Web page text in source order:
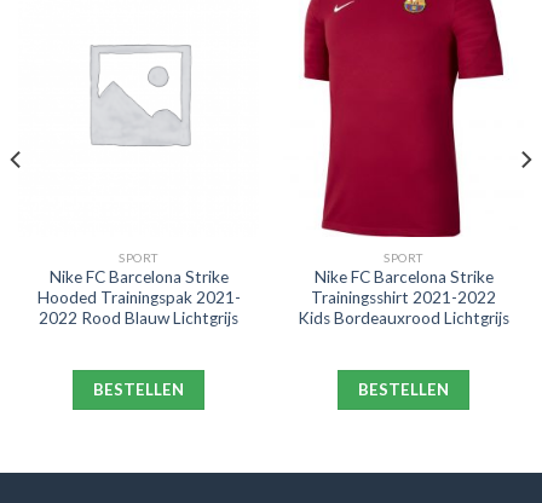
SPORT
Nike FC Barcelona Strike
Hooded Trainingspak 2021-
2022 Rood Blauw Lichtgrijs
BESTELLEN
SPORT
Nike FC Barcelona Strike
Trainingsshirt 2021-2022
Kids Bordeauxrood Lichtgrijs
BESTELLEN